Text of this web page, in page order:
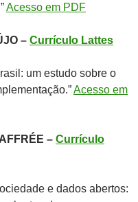
Acesso em PDF
– Currículo Lattes
um estudo sobre o
Acesso em
– Currículo
e dados abertos: